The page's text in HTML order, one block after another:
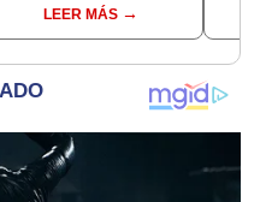
17 de Vóley 2026
LEER MÁS